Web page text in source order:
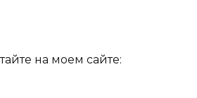
на моем сайте: